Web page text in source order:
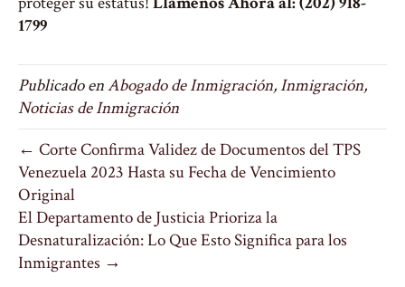
1799
Publicado enAbogado de Inmigración, Inmigración,
Noticias de Inmigración
← Corte Confirma Validez de Documentos del TPS
Venezuela 2023 Hasta su Fecha de Vencimiento
Original
El Departamento de Justicia Prioriza la
Desnaturalización: Lo Que Esto Significa para los
Inmigrantes →